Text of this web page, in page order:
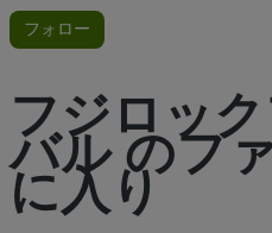
フォロー
フジロッ
バル のフ
に入り